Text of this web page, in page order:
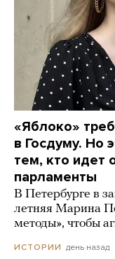
«Яблоко»
в Госдуму. Но
тем, кто идет
парламенты
В Петербурге в
летняя Марина
методы», чтобы
ИСТОРИИ день назад